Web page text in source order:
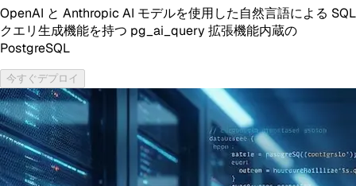
OpenAI と Anthropic AI モデルを使用した自然言語による SQL
クエリ生成機能を持つ pg_ai_query 拡張機能内蔵の
PostgreSQL
今すぐデプロイ